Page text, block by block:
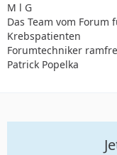
M l G
Das Team vom
Krebspatienten
Forumtechniker
Patrick Popelka